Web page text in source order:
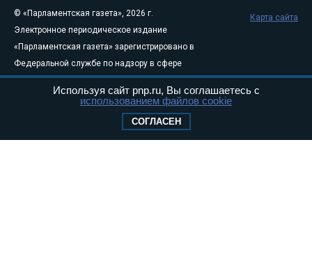
© «Парламентская газета», 2026 г.
Электронное периодическое издание
«Парламентская газета» зарегистрировано в
Федеральной службе по надзору в сфере
связи, информационных технологий и
массовых коммуникаций (Роскомнадзор) 05
Свидетельство о регистрации Эл № ФС77-
Карта сайта
Используя сайт pnp.ru, Вы соглашаетесь с
использованием файлов cookie
СОГЛАСЕН